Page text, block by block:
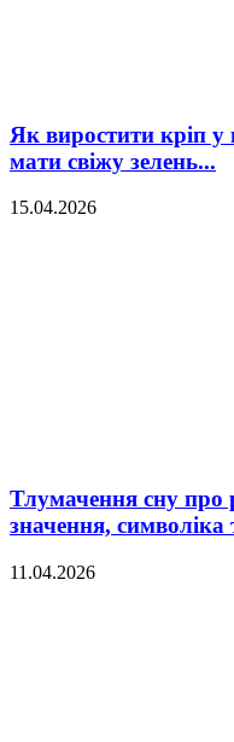
Як виростити кріп у
мати свіжу зелень...
15.04.2026
Тлумачення сну про
значення, символіка
11.04.2026